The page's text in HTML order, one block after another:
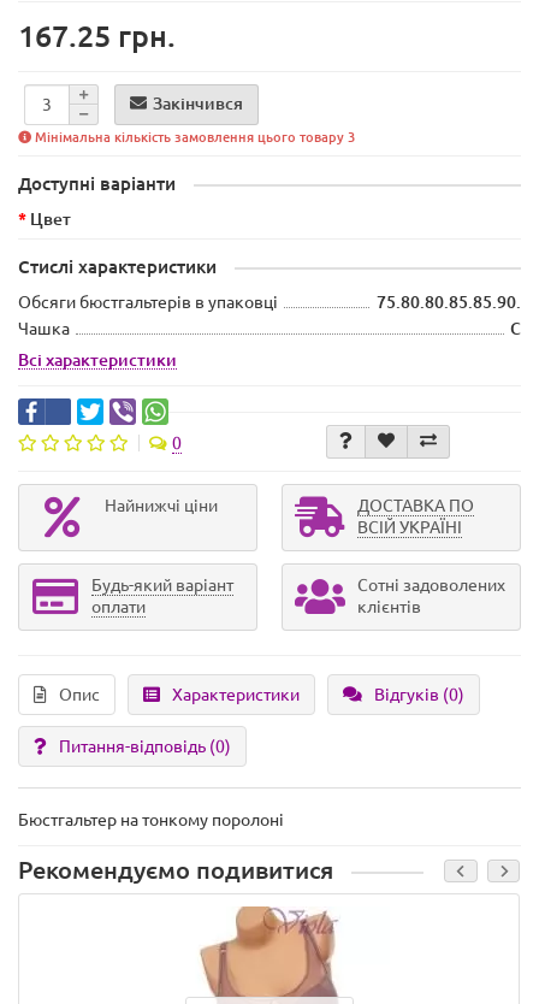
167.25 грн.
Закінчився
Мінімальна кількість замовлення цього товару 3
Доступні варіанти
Цвет
Стислі характеристики
Обсяги бюстгальтерів в упаковці
75.80.80.85.85.90.
Чашка
C
Всі характеристики
0
Найнижчі ціни
ДОСТАВКА ПО
ВСІЙ УКРАЇНІ
Будь-який варіант
оплати
Сотні задоволених
клієнтів
Опис Характеристики Відгуків (0)
Питання-відповідь (0)
Бюстгальтер на тонкому поролоні
Рекомендуємо подивитися